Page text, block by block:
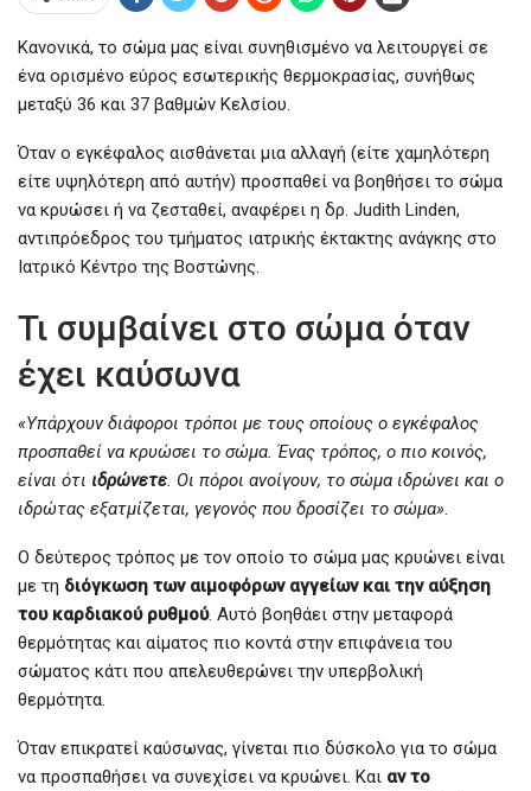
Κανονικά, το σώμα μας είναι συνηθισμένο να λειτουργεί σε
ένα ορισμένο εύρος εσωτερικής θερμοκρασίας, συνήθως
μεταξύ 36 και 37 βαθμών Κελσίου.
Όταν ο εγκέφαλος αισθάνεται μια αλλαγή (είτε χαμηλότερη
είτε υψηλότερη από αυτήν) προσπαθεί να βοηθήσει το σώμα
να κρυώσει ή να ζεσταθεί, αναφέρει η δρ. Judith Linden,
αντιπρόεδρος του τμήματος ιατρικής έκτακτης ανάγκης στο
Ιατρικό Κέντρο της Βοστώνης.
Τι συμβαίνει στο σώμα όταν
έχει καύσωνα
«Υπάρχουν διάφοροι τρόποι με τους οποίους ο εγκέφαλος
προσπαθεί να κρυώσει το σώμα. Ένας τρόπος, ο πιο κοινός,
είναι ότι ιδρώνετε. Οι πόροι ανοίγουν, το σώμα ιδρώνει και ο
ιδρώτας εξατμίζεται, γεγονός που δροσίζει το σώμα».
Ο δεύτερος τρόπος με τον οποίο το σώμα μας κρυώνει είναι
με τη διόγκωση των αιμοφόρων αγγείων και την αύξηση
του καρδιακού ρυθμού. Αυτό βοηθάει στην μεταφορά
θερμότητας και αίματος πιο κοντά στην επιφάνεια του
σώματος κάτι που απελευθερώνει την υπερβολική
θερμότητα.
Όταν επικρατεί καύσωνας, γίνεται πιο δύσκολο για το σώμα
να προσπαθήσει να συνεχίσει να κρυώνει. Και αν το